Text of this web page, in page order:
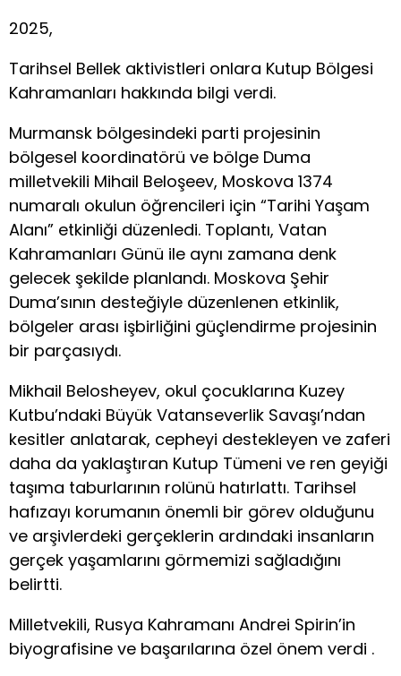
2025,
Tarihsel Bellek aktivistleri onlara Kutup Bölgesi
Kahramanları hakkında bilgi verdi.
Murmansk bölgesindeki parti projesinin
bölgesel koordinatörü ve bölge Duma
milletvekili Mihail Beloşeev, Moskova 1374
numaralı okulun öğrencileri için “Tarihi Yaşam
Alanı” etkinliği düzenledi. Toplantı, Vatan
Kahramanları Günü ile aynı zamana denk
gelecek şekilde planlandı. Moskova Şehir
Duma’sının desteğiyle düzenlenen etkinlik,
bölgeler arası işbirliğini güçlendirme projesinin
bir parçasıydı.
Mikhail Belosheyev, okul çocuklarına Kuzey
Kutbu’ndaki Büyük Vatanseverlik Savaşı’ndan
kesitler anlatarak, cepheyi destekleyen ve zaferi
daha da yaklaştıran Kutup Tümeni ve ren geyiği
taşıma taburlarının rolünü hatırlattı. Tarihsel
hafızayı korumanın önemli bir görev olduğunu
ve arşivlerdeki gerçeklerin ardındaki insanların
gerçek yaşamlarını görmemizi sağladığını
belirtti.
Milletvekili, Rusya Kahramanı Andrei Spirin’in
biyografisine ve başarılarına özel önem verdi .